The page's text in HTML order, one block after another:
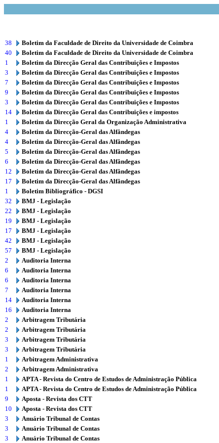
38
Boletim da Faculdade de Direito da Universidade de Coimbra
40
Boletim da Faculdade de Direito da Universidade de Coimbra
1
Boletim da Direcção Geral das Contribuições e Impostos
3
Boletim da Direcção Geral das Contribuições e Impostos
7
Boletim da Direcção Geral das Contribuições e Impostos
9
Boletim da Direcção Geral das Contribuições e Impostos
3
Boletim da Direcção Geral das Contribuições e Impostos
14
Boletim da Direcção Geral das Contribuições e impostos
1
Boletim da Direcção Geral da Organização Administrativa
4
Boletim da Direcção-Geral das Alfândegas
4
Boletim da Direcção-Geral das Alfândegas
5
Boletim da Direcção-Geral das Alfândegas
6
Boletim da Direcção-Geral das Alfândegas
12
Boletim da Direcção-Geral das Alfândegas
17
Boletim da Direcção-Geral das Alfândegas
1
Boletim Bibliográfico - DGSI
32
BMJ - Legislação
22
BMJ - Legislação
19
BMJ - Legislação
17
BMJ - Legislação
42
BMJ - Legislação
57
BMJ - Legislação
2
Auditoria Interna
6
Auditoria Interna
6
Auditoria Interna
7
Auditoria Interna
14
Auditoria Interna
16
Auditoria Interna
2
Arbitragem Tributária
2
Arbitragem Tributária
3
Arbitragem Tributária
3
Arbitragem Tributária
1
Arbitragem Administrativa
2
Arbitragem Administrativa
1
APTA - Revista do Centro de Estudos de Administração Pública
1
APTA - Revista do Centro de Estudos de Administração Pública
9
Aposta - Revista dos CTT
10
Aposta - Revista dos CTT
3
Anuário Tribunal de Contas
3
Anuário Tribunal de Contas
3
Anuário Tribunal de Contas